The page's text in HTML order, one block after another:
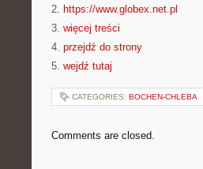
2. https://www.globex.net.pl
3. więcej treści
4. przejdź do strony
5. wejdź tutaj
CATEGORIES: BOCHEN-CHLEBA
Comments are closed.